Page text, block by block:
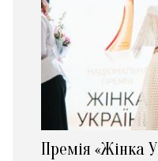
Премія «Жінка